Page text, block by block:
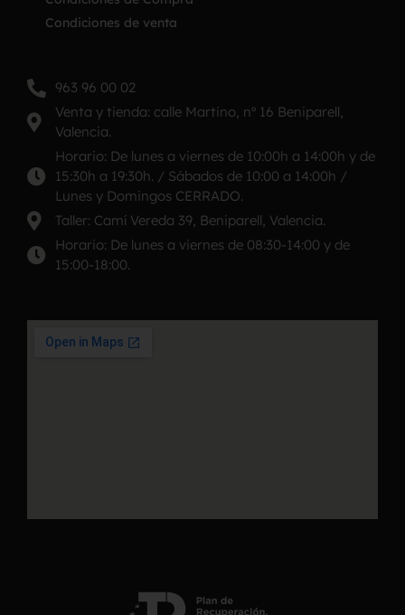
Condiciones de venta
963 96 00 02
Venta y tienda: calle Martino, nº 16 Beniparell,
Valencia.
Horario: De lunes a viernes de 10:00h a 14:00h y de
15:30h a 19:30h. / Sábados de 10:00 a 14:00h /
Lunes y Domingos CERRADO.
Taller: Camí Vereda 39, Beniparell, Valencia.
Horario: De lunes a viernes de 08:30-14:00 y de
15:00-18:00.